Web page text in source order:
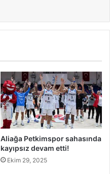
Aliağa Petkimspor sahasında
kayıpsız devam etti!
Ekim 29, 2025